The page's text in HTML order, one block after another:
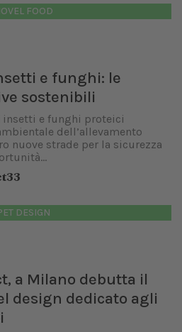
FOOD
e funghi: le
sostenibili
insetti e funghi proteici
dell’allevamento
nuove strade per la sicurezza
DESIGN
a Milano debutta il
design dedicato agli